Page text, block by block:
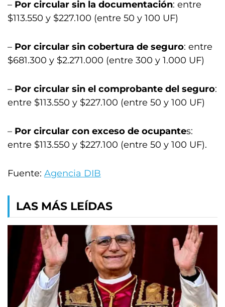
– Por circular sin la documentación: entre
$113.550 y $227.100 (entre 50 y 100 UF)
– Por circular sin cobertura de seguro: entre
$681.300 y $2.271.000 (entre 300 y 1.000 UF)
– Por circular sin el comprobante del seguro:
entre $113.550 y $227.100 (entre 50 y 100 UF)
– Por circular con exceso de ocupantes:
entre $113.550 y $227.100 (entre 50 y 100 UF).
Fuente: Agencia DIB
LAS MÁS LEÍDAS